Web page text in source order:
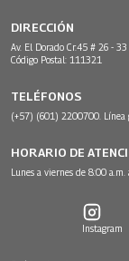
DIRECCIÓN
Av. El Dorado Cr.45 # 26 - 33
Código Postal: 111321
TELÉFONOS
(+57) (601) 2200700.
HORARIO DE
Lunes a viernes de 8:00 a.m.
Instagram